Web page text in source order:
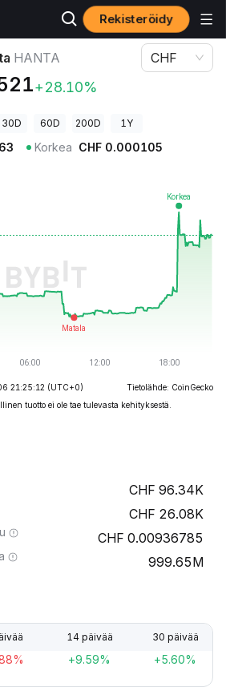
Rekisteröidy
hinta HANTA
HANTA
+28.10%
CHF
30D 60D 200D 1Y
Korkea CHF 0.000105
21:25:12 (UTC+0)
Tietolähde: CoinGecko
tuotto ei ole tae tulevasta kehityksestä.
96.34K
26.08K
0.00936785
999.65M
14 päivää 30 päivää
+9.59% +5.60%